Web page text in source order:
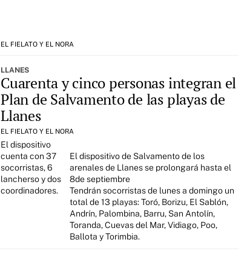
EL FIELATO Y EL NORA
LLANES
Cuarenta y cinco personas integran el
Plan de Salvamento de las playas de
Llanes
EL FIELATO Y EL NORA
El dispositivo
cuenta con 37
socorristas, 6
lancherso y dos
coordinadores.
El dispositivo de Salvamento de los
arenales de Llanes se prolongará hasta el
8de septiembre
Tendrán socorristas de lunes a domingo un
total de 13 playas: Toró, Borizu, El Sablón,
Andrín, Palombina, Barru, San Antolín,
Toranda, Cuevas del Mar, Vidiago, Poo,
Ballota y Torimbia.